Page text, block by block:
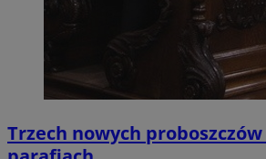
Trzech nowych